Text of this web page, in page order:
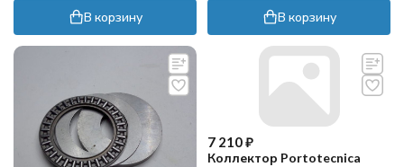
В корзину В корзину
7 210₽
Коллектор Portotecnica